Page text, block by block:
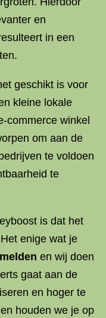
en
in een
geschikt is voor
kleine lokale
commerce winkel
om aan de
te voldoen
te
is dat het
enige wat je
en wij doen
gaat aan de
en hoger te
houden we je op